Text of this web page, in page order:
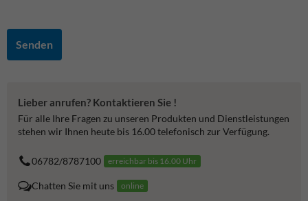
Senden
Lieber anrufen? Kontaktieren Sie !
Für alle Ihre Fragen zu unseren Produkten und Dienstleistungen
stehen wir Ihnen heute bis 16.00 telefonisch zur Verfügung.
06782/8787100 erreichbar bis 16.00 Uhr
Chatten Sie mit uns online